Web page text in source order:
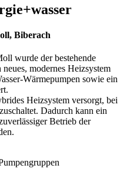
Biberach
wurde der bestehende
modernes Heizsystem
Wärmepumpen sowie ein
Heizsystem versorgt, bei
Dadurch kann ein
Betrieb der